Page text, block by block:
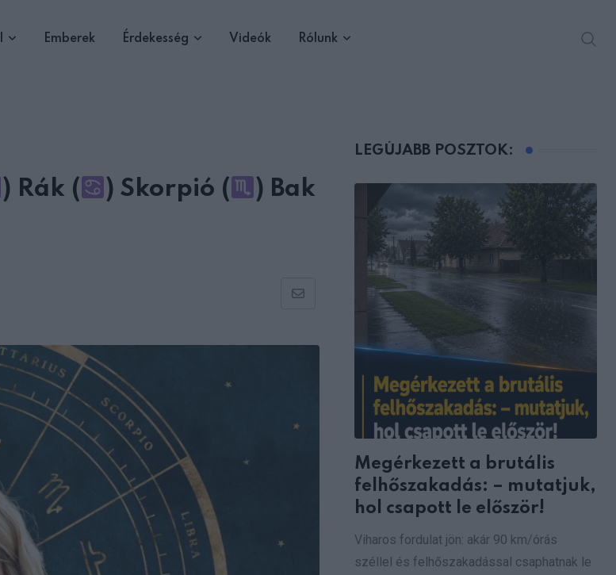
Emberek Érdekesség Videók Rólunk
) Rák ( ) Skorpió (
) Bak
Share
Email
LEGÚJABB POSZTOK:
Megérkezett a brutális
felhőszakadás: – mutatjuk,
hol csapott le először!
Viharos fordulat jön: akár 90 km/órás
széllel és felhőszakadással csaphatnak le